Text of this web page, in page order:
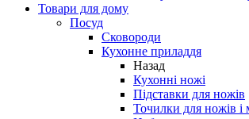
Товари для дому
Посуд
Сковороди
Кухонне приладдя
Назад
Кухонні ножі
Підставки для ножів
Точилки для ножів і